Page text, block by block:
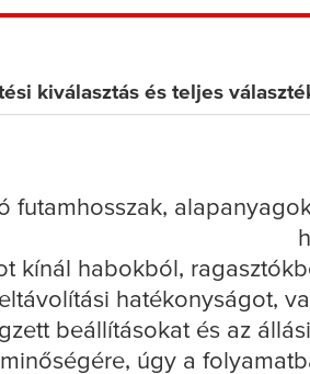
kiválasztás és teljes
futamhosszak,
kínál habokból,
hatékonyságot,
beállításokat és az
úgy a